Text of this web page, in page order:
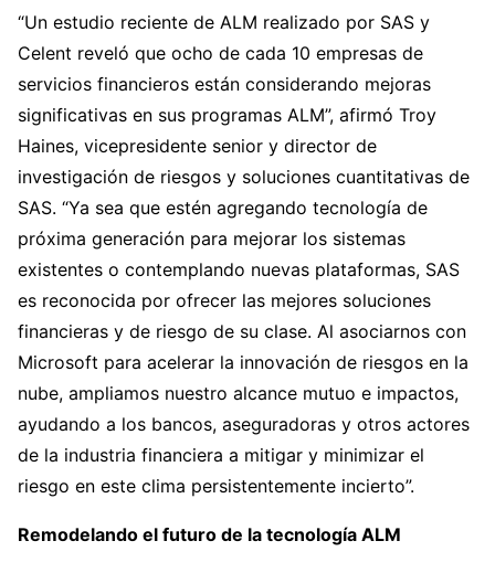
“Un estudio reciente de ALM realizado por SAS y
Celent reveló que ocho de cada 10 empresas de
servicios financieros están considerando mejoras
significativas en sus programas ALM”, afirmó Troy
Haines, vicepresidente senior y director de
investigación de riesgos y soluciones cuantitativas de
SAS. “Ya sea que estén agregando tecnología de
próxima generación para mejorar los sistemas
existentes o contemplando nuevas plataformas, SAS
es reconocida por ofrecer las mejores soluciones
financieras y de riesgo de su clase. Al asociarnos con
Microsoft para acelerar la innovación de riesgos en la
nube, ampliamos nuestro alcance mutuo e impactos,
ayudando a los bancos, aseguradoras y otros actores
de la industria financiera a mitigar y minimizar el
riesgo en este clima persistentemente incierto”.
Remodelando el futuro de la tecnología ALM